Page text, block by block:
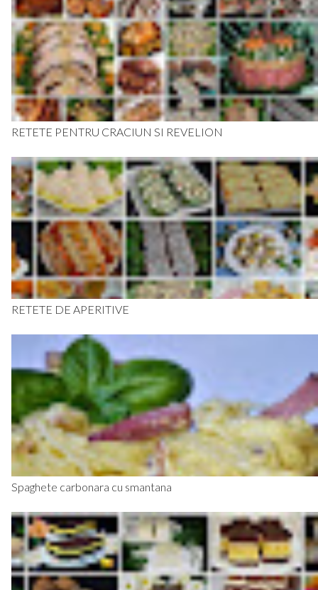
RETETE PENTRU CRACIUN SI REVELION
RETETE DE APERITIVE
Spaghete carbonara cu smantana